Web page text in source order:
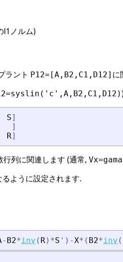
l1ノルム)
ラント P12=[A,B2,C1,D12] に
S]
]
R]
行列に関連します (通常,
ように設定されます.
- B2*inv ( R) *S ' ) -X* ( B2*inv (